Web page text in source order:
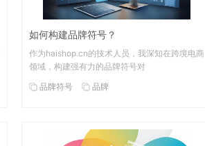
如何构建品牌符号？
作为haishop.cn的技术人员，我深知在跨境电商
领域，构建强有力的品牌符号对
品牌符号
品牌